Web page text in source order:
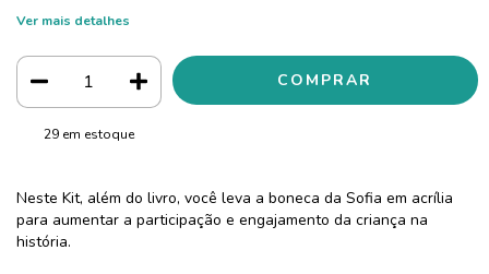
Ver mais detalhes
29em estoque
Neste Kit, além do livro, você leva a boneca da Sofia em acrília
para aumentar a participação e engajamento da criança na
história.